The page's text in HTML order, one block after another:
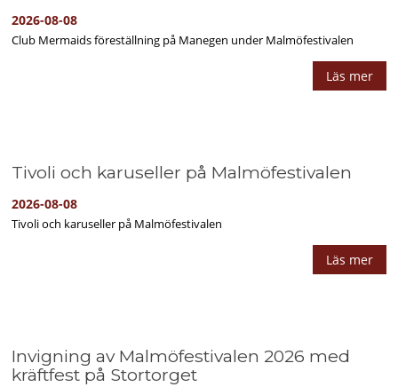
2026-08-08
Club Mermaids föreställning på Manegen under Malmöfestivalen
Läs mer
Tivoli och karuseller på Malmöfestivalen
2026-08-08
Tivoli och karuseller på Malmöfestivalen
Läs mer
Invigning av Malmöfestivalen 2026 med
kräftfest på Stortorget